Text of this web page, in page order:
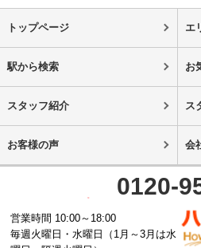
トップページ エ
駅から検索 お
スタッフ紹介 ス
お客様の声 会
0120-
営業時間 10:00～18:00
毎週火曜日・水曜日（1月～3月は水